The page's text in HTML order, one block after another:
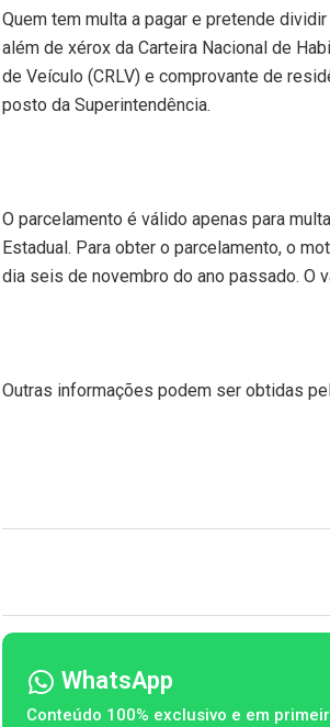
Quem tem multa a pagar e pretende
além de xérox da Carteira Nacional de
de Veículo (CRLV) e comprovante de
posto da Superintendência.
O parcelamento é válido apenas para
Estadual. Para obter o parcelamento, o
dia seis de novembro do ano passado. O
Outras informações podem ser obtidas
WhatsApp
Conteúdo 100% exclusivo e em